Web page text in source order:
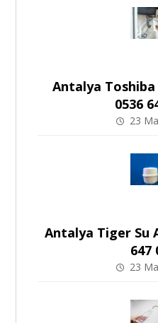
Antalya Toshiba
0536
23
Antalya Tiger Su
647
23